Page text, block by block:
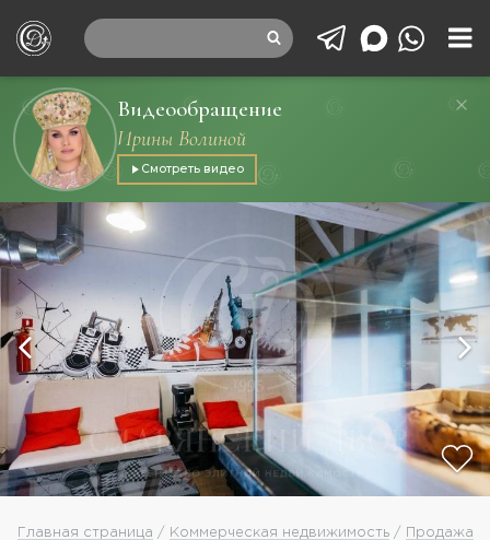
Видеообращение
Ирины Волиной
Смотреть видео
Главная страница / Коммерческая недвижимость/
Продажа